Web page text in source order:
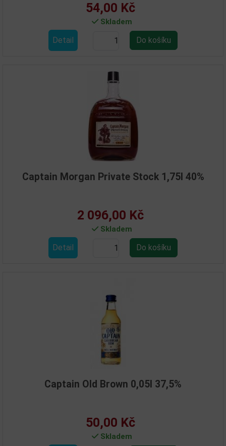
54,00 Kč
Skladem
Detail
Captain Morgan Private Stock 1,75l 40%
2 096,00 Kč
Skladem
Detail
Captain Old Brown 0,05l 37,5%
50,00 Kč
Skladem